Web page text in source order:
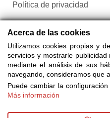
Política de privacidad
Configurar cookies
de 25
Acerca de las cookies
Utilizamos cookies propias y
servicios y mostrarle
mediante el análisis de sus
navegando, consideramos que
Puede cambiar la
Más información